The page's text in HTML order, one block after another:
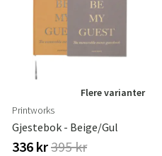
Flere varianter
Printworks
Gjestebok - Beige/Gul
336 kr395 kr